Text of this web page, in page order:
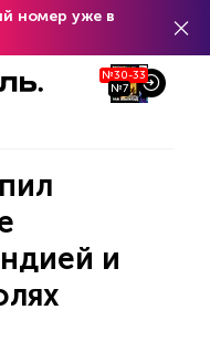
номер уже в
№30-33
№7
и